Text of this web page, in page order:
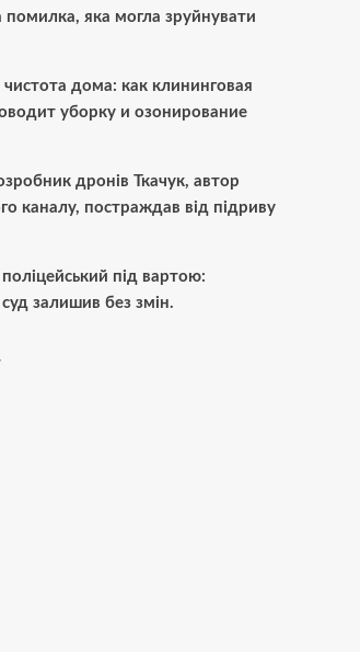
яка могла зруйнувати
дома: как клининговая
уборку и озонирование
дронів Ткачук, автор
каналу, постраждав від підриву
під вартою:
залишив без змін.